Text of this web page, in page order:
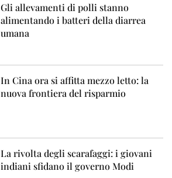
Gli allevamenti di polli stanno
alimentando i batteri della diarrea
umana
In Cina ora si affitta mezzo letto: la
nuova frontiera del risparmio
La rivolta degli scarafaggi: i giovani
indiani sfidano il governo Modi